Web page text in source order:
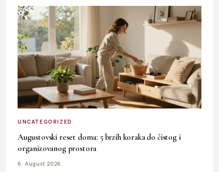
UNCATEGORIZED
Augustovski reset doma: 5 brzih koraka do čistog i
organizovanog prostora
6. August 2026.